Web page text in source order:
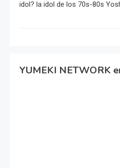
idol? la idol de los 70s-80s
YUMEKI NETWORK